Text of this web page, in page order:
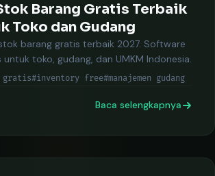
Barang Gratis Terbaik
Toko dan Gudang
barang gratis terbaik 2027. Software
toko, gudang, dan UMKM Indonesia.
gratis#inventory free#manajemen gudang
Baca selengkapnya